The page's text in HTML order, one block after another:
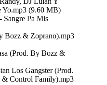
Yo.mp3 (9.60 MB)
Pa Mis
Bozz & Zoprano).mp3
(Prod. By Bozz &
Los Gangster (Prod.
& Control Family).mp3